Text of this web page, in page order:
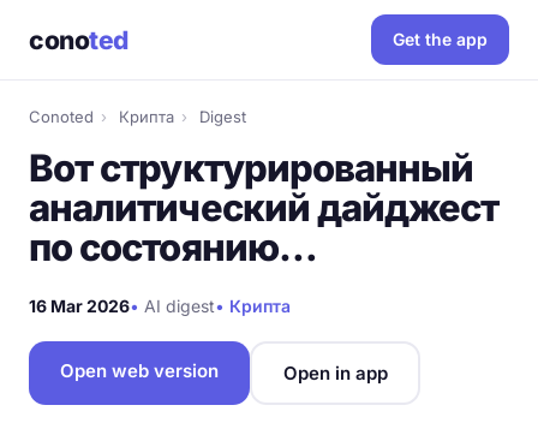
conoted Get the app
Conoted › Крипта › Digest
Вот структурированный
аналитический дайджест
по состоянию…
16 Mar 2026• AI digest• Крипта
Open web version Open in app